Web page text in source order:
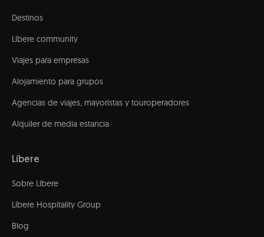
Destinos
Líbere community
Viajes para empresas
Alojamiento para grupos
Agencias de viajes, mayoristas y touroperadores
Alquiler de media estancia
Líbere
Sobre Líbere
Líbere Hospitality Group
Blog